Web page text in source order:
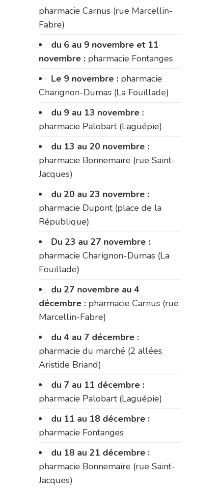
pharmacie Carnus (rue Marcellin-
Fabre)
du 6 au 9 novembre et 11
novembre : pharmacie Fontanges
Le 9 novembre : pharmacie
Charignon-Dumas (La Fouillade)
du 9 au 13 novembre :
pharmacie Palobart (Laguépie)
du 13 au 20 novembre :
pharmacie Bonnemaire (rue Saint-
Jacques)
du 20 au 23 novembre :
pharmacie Dupont (place de la
République)
Du 23 au 27 novembre :
pharmacie Charignon-Dumas (La
Fouillade)
du 27 novembre au 4
décembre : pharmacie Carnus (rue
Marcellin-Fabre)
du 4 au 7 décembre :
pharmacie du marché (2 allées
Aristide Briand)
du 7 au 11 décembre :
pharmacie Palobart (Laguépie)
du 11 au 18 décembre :
pharmacie Fontanges
du 18 au 21 décembre :
pharmacie Bonnemaire (rue Saint-
Jacques)